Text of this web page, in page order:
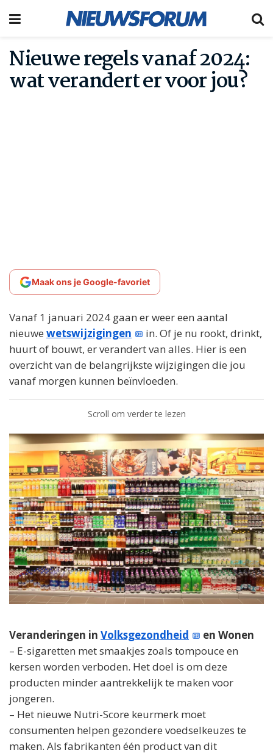
Nieuwe regels vanaf 2024:
wat verandert er voor jou?
Maak ons je Google-favoriet
Vanaf 1 januari 2024 gaan er weer een aantal
nieuwe wetswijzigingen
in. Of je nu rookt, drinkt,
huurt of bouwt, er verandert van alles. Hier is een
overzicht van de belangrijkste wijzigingen die jou
vanaf morgen kunnen beïnvloeden.
Scroll om verder te lezen
Veranderingen in Volksgezondheid
en Wonen
– E-sigaretten met smaakjes zoals tompouce en
kersen worden verboden. Het doel is om deze
producten minder aantrekkelijk te maken voor
jongeren.
– Het nieuwe Nutri-Score keurmerk moet
consumenten helpen gezondere voedselkeuzes te
maken. Als fabrikanten één product van dit